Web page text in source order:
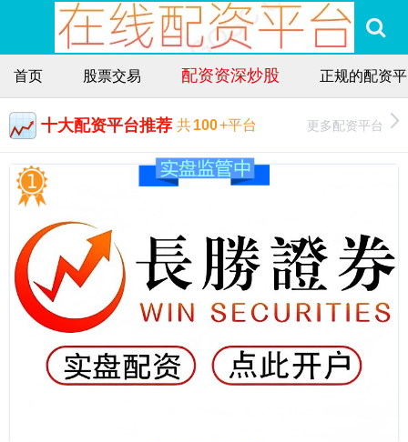
首页 股票交易 配资资深炒股 正规的配资
十大配资平台推荐 共100+平台 更多配资平台